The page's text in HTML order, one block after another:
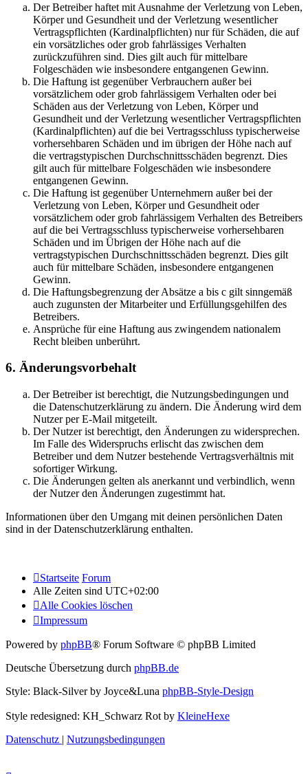
Der Betreiber haftet mit Ausnahme der Verletzung von Leben,
Körper und Gesundheit und der Verletzung wesentlicher
Vertragspflichten (Kardinalpflichten) nur für Schäden, die auf
ein vorsätzliches oder grob fahrlässiges Verhalten
zurückzuführen sind. Dies gilt auch für mittelbare
Folgeschäden wie insbesondere entgangenen Gewinn.
Die Haftung ist gegenüber Verbrauchern außer bei
vorsätzlichem oder grob fahrlässigem Verhalten oder bei
Schäden aus der Verletzung von Leben, Körper und
Gesundheit und der Verletzung wesentlicher Vertragspflichten
(Kardinalpflichten) auf die bei Vertragsschluss typischerweise
vorhersehbaren Schäden und im übrigen der Höhe nach auf
die vertragstypischen Durchschnittsschäden begrenzt. Dies
gilt auch für mittelbare Folgeschäden wie insbesondere
entgangenen Gewinn.
Die Haftung ist gegenüber Unternehmern außer bei der
Verletzung von Leben, Körper und Gesundheit oder
vorsätzlichem oder grob fahrlässigem Verhalten des Betreibers
auf die bei Vertragsschluss typischerweise vorhersehbaren
Schäden und im Übrigen der Höhe nach auf die
vertragstypischen Durchschnittsschäden begrenzt. Dies gilt
auch für mittelbare Schäden, insbesondere entgangenen
Gewinn.
Die Haftungsbegrenzung der Absätze a bis c gilt sinngemäß
auch zugunsten der Mitarbeiter und Erfüllungsgehilfen des
Betreibers.
Ansprüche für eine Haftung aus zwingendem nationalem
Recht bleiben unberührt.
6. Änderungsvorbehalt
Der Betreiber ist berechtigt, die Nutzungsbedingungen und
die Datenschutzerklärung zu ändern. Die Änderung wird dem
Nutzer per E-Mail mitgeteilt.
Der Nutzer ist berechtigt, den Änderungen zu widersprechen.
Im Falle des Widerspruchs erlischt das zwischen dem
Betreiber und dem Nutzer bestehende Vertragsverhältnis mit
sofortiger Wirkung.
Die Änderungen gelten als anerkannt und verbindlich, wenn
der Nutzer den Änderungen zugestimmt hat.
Informationen über den Umgang mit deinen persönlichen Daten
sind in der Datenschutzerklärung enthalten.
Startseite Forum
Alle Zeiten sind UTC+02:00
Alle Cookies löschen
Impressum
Powered by phpBB® Forum Software © phpBB Limited
Deutsche Übersetzung durch phpBB.de
Style: Black-Silver by Joyce&Luna phpBB-Style-Design
Style redesigned: KH_Schwarz Rot by KleineHexe
Datenschutz | Nutzungsbedingungen